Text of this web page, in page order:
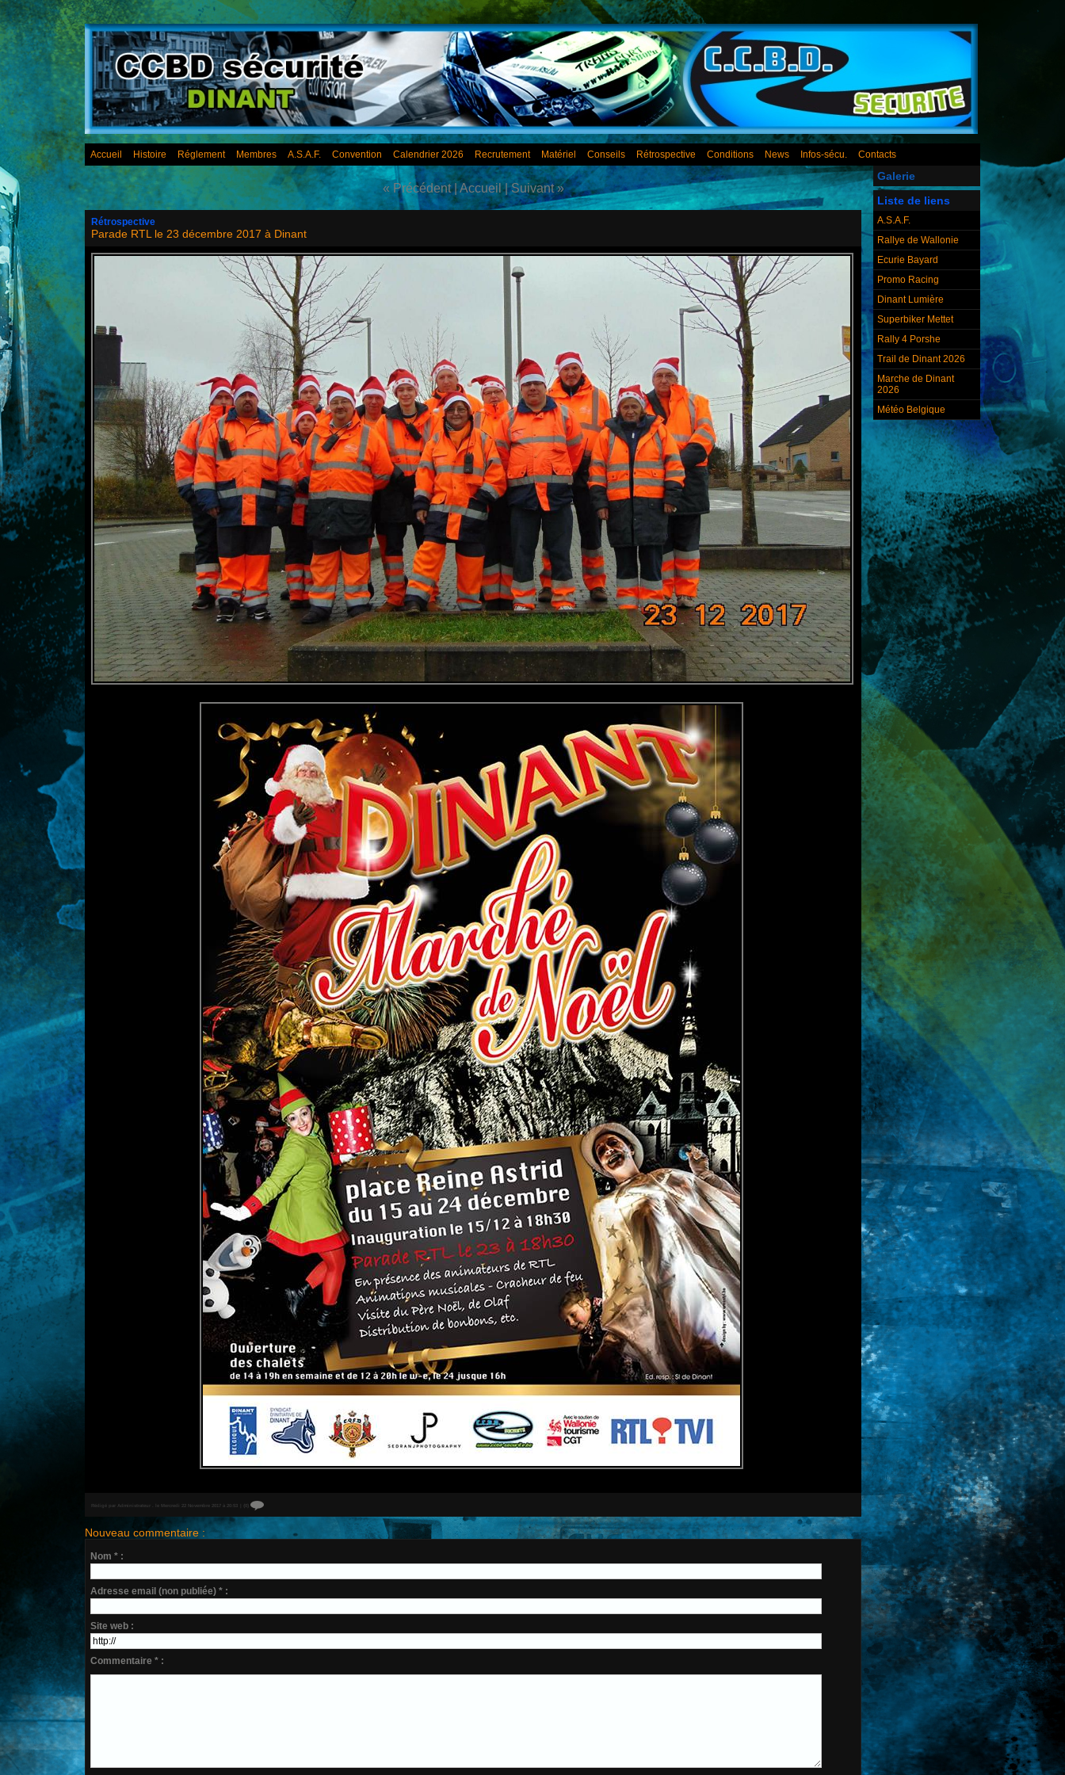
Accueil Histoire Réglement Membres A.S.A.F. Convention Calendrier 2026 Recrutement Matériel Conseils Rétrospective Conditions News Infos-sécu. Contacts
« Précédent |Accueil |Suivant »
Rétrospective
Parade RTL le 23 décembre 2017 à Dinant
Rédigé par Administrateur . le Mercredi 22 Novembre 2017 à 20:53 {0}
Nouveau commentaire :
Nom * :
Adresse email (non publiée) * :
Site web :
Commentaire * :
Galerie
Liste de liens
A.S.A.F.
Rallye de Wallonie
Ecurie Bayard
Promo Racing
Dinant Lumière
Superbiker Mettet
Rally 4 Porshe
Trail de Dinant 2026
Marche de Dinant
2026
Météo Belgique